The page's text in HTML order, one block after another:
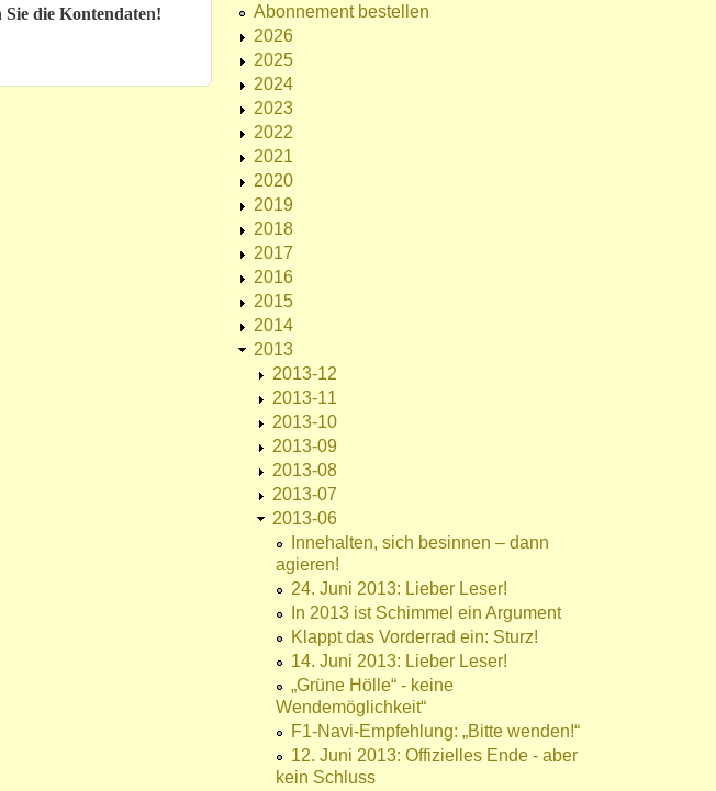
Sie die Kontendaten!
Abonnement bestellen
2026
2025
2024
2023
2022
2021
2020
2019
2018
2017
2016
2015
2014
2013
2013-12
2013-11
2013-10
2013-09
2013-08
2013-07
2013-06
Innehalten, sich besinnen – dann
agieren!
24. Juni 2013: Lieber Leser!
In 2013 ist Schimmel ein Argument
Klappt das Vorderrad ein: Sturz!
14. Juni 2013: Lieber Leser!
„Grüne Hölle“ - keine
Wendemöglichkeit“
F1-Navi-Empfehlung: „Bitte wenden!“
12. Juni 2013: Offizielles Ende - aber
kein Schluss